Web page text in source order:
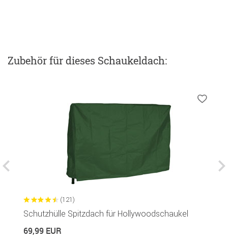
Zubehörfür dieses Schaukeldach:
(121)
Schutzhülle Spitzdach für Hollywoodschaukel
69,99 EUR